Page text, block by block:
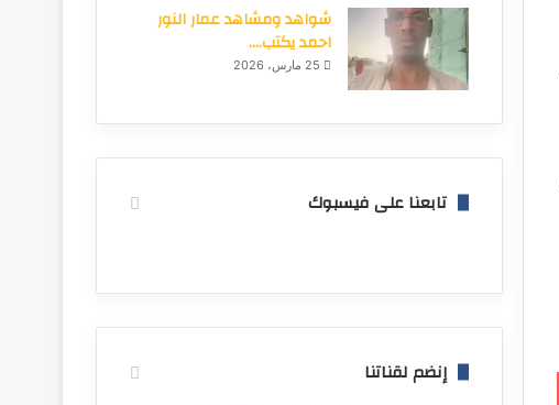
شواهد ومشاهد عمار النور
احمد يكتب….
25 مارس، 2026
تابعنا على فيسبوك
إنضم لقناتنا